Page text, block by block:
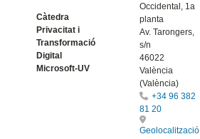
Càtedra
Privacitat i
Transformació
Digital
Microsoft-UV
Occidental, 1a
planta
Av. Tarongers,
s/n
46022
València
(València)
+34 96 382
81 20
Geolocalització